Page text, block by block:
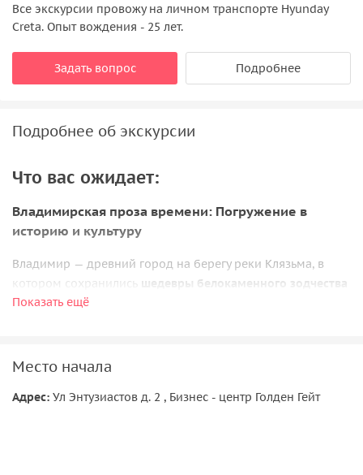
Все экскурсии провожу на личном транспорте Hyunday
Creta. Опыт вождения - 25 лет.
Задать вопрос Подробнее
Подробнее об экскурсии
Что вас ожидает:
Владимирская проза времени: Погружение в
историю и культуру
Владимир — древний город на берегу реки Клязьма, в
котором сохранились шедевры белокаменного зодчества
XII–XIII вв. Начинаем путешествие из Москвы от м. Шоссе
Мы увидим уникальные памятники, которые переносят
нас во времена древней Руси:
Показать ещё
Место начала
Адрес: Ул Энтузиастов д. 2 , Бизнес - центр Голден Гейт